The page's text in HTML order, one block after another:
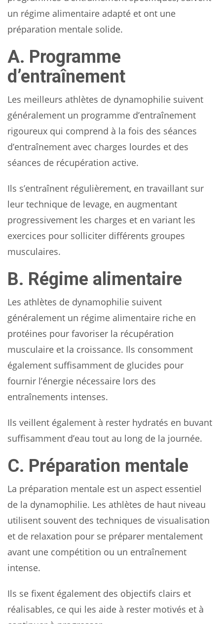
un régime alimentaire adapté et ont une
préparation mentale solide.
A. Programme
d’entraînement
Les meilleurs athlètes de dynamophilie suivent
généralement un programme d’entraînement
rigoureux qui comprend à la fois des séances
d’entraînement avec charges lourdes et des
séances de récupération active.
Ils s’entraînent régulièrement, en travaillant sur
leur technique de levage, en augmentant
progressivement les charges et en variant les
exercices pour solliciter différents groupes
musculaires.
B. Régime alimentaire
Les athlètes de dynamophilie suivent
généralement un régime alimentaire riche en
protéines pour favoriser la récupération
musculaire et la croissance. Ils consomment
également suffisamment de glucides pour
fournir l’énergie nécessaire lors des
entraînements intenses.
Ils veillent également à rester hydratés en buvant
suffisamment d’eau tout au long de la journée.
C. Préparation mentale
La préparation mentale est un aspect essentiel
de la dynamophilie. Les athlètes de haut niveau
utilisent souvent des techniques de visualisation
et de relaxation pour se préparer mentalement
avant une compétition ou un entraînement
intense.
Ils se fixent également des objectifs clairs et
réalisables, ce qui les aide à rester motivés et à